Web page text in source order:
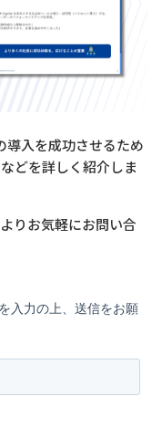
入を成功させるため
どを詳しく紹介しま
りお気軽にお問い合